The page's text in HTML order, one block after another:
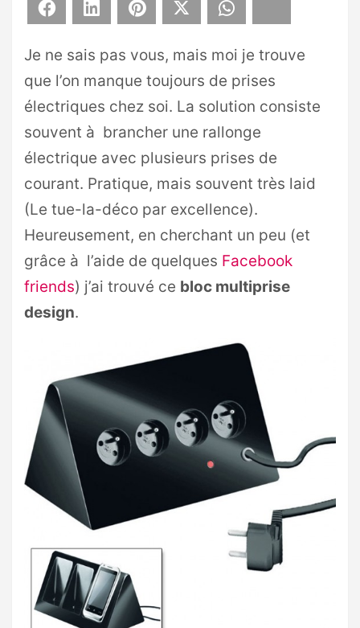
Facebook LinkedIn Pinterest
Je ne sais pas vous, mais moi je trouve
que l’on manque toujours de prises
électriques chez soi. La solution consiste
souvent à brancher une rallonge
électrique avec plusieurs prises de
courant. Pratique, mais souvent très laid
(Le tue-la-déco par excellence).
Heureusement, en cherchant un peu (et
grâce à l’aide de quelques Facebook
friends) j’ai trouvé ce bloc multiprise
design.